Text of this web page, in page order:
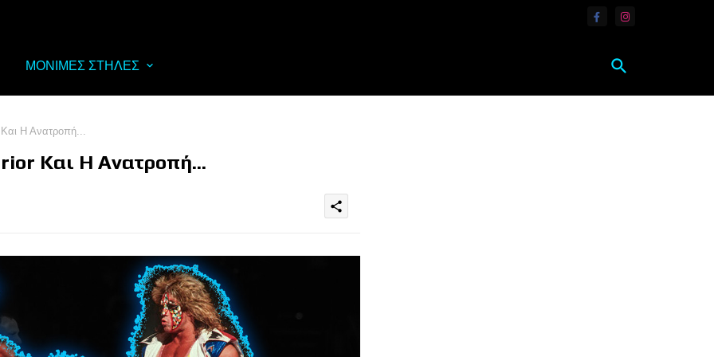
ΜΟΝΙΜΕΣ ΣΤΗΛΕΣ
Η Ανατροπή...
Και Η Ανατροπή...
share